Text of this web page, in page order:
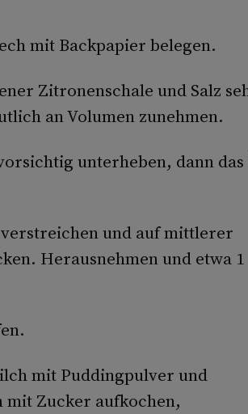
mit Backpapier belegen.
Zitronenschale und Salz
an Volumen zunehmen.
unterheben, dann das
und auf mittlerer
Herausnehmen und etwa 1
mit Puddingpulver und
Zucker aufkochen,